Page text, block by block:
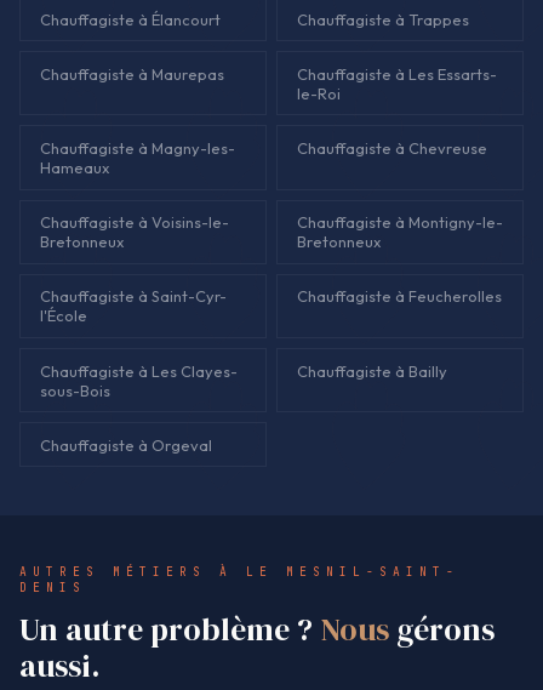
Chauffagiste à Élancourt Chauffagiste à Trappes
Chauffagiste à Maurepas
Chauffagiste à Les Essarts-
le-Roi
Chauffagiste à Magny-les-
Hameaux
Chauffagiste à Chevreuse
Chauffagiste à Voisins-le-
Bretonneux
Chauffagiste à Montigny-le-
Bretonneux
Chauffagiste à Saint-Cyr-
l'École
Chauffagiste à Feucherolles
Chauffagiste à Les Clayes-
sous-Bois
Chauffagiste à Bailly
Chauffagiste à Orgeval
AUTRES MÉTIERS À LE MESNIL-SAINT-
DENIS
Un autre problème ? Nous gérons
aussi.